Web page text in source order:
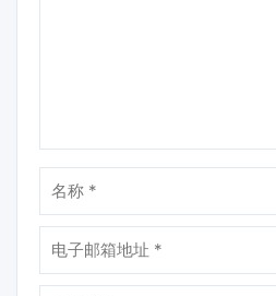
称
子
邮